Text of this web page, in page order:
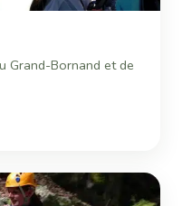
Grand-Bornand et de